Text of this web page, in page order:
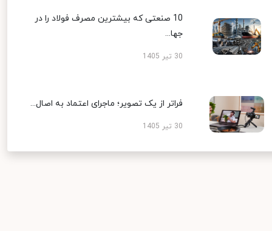
10 صنعتی که بیشترین مصرف فولاد را در
جها...
30 تیر 1405
فراتر از یک تصویر؛ ماجرای اعتماد به اصال...
30 تیر 1405